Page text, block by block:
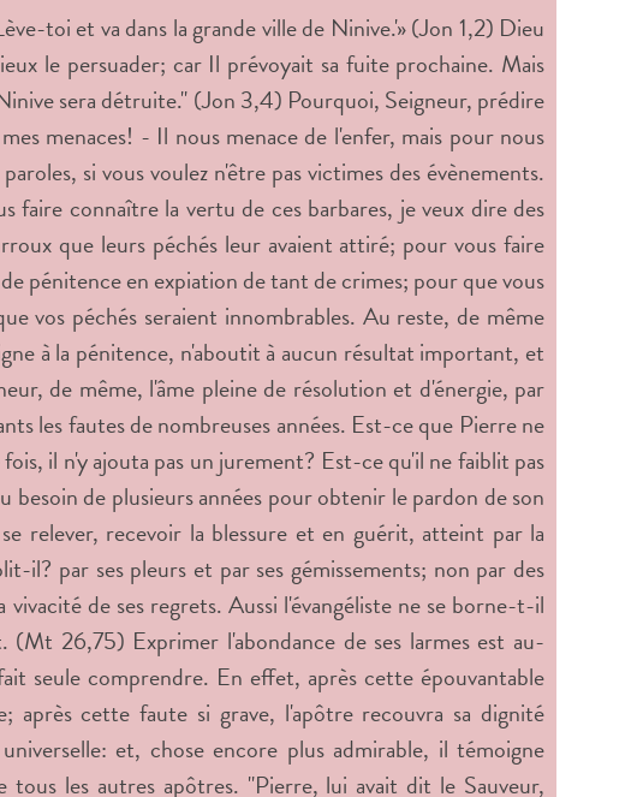
toi et va dans la grande ville de Ninive.'» (Jon 1,2) Dieu
le persuader; car Il prévoyait sa fuite prochaine. Mais
sera détruite." (Jon 3,4) Pourquoi, Seigneur, prédire
menaces! - Il nous menace de l'enfer, mais pour nous
si vous voulez n'être pas victimes des évènements.
connaître la vertu de ces barbares, je veux dire des
que leurs péchés leur avaient attiré; pour vous faire
pénitence en expiation de tant de crimes; pour que vous
vos péchés seraient innombrables. Au reste, de même
à la pénitence, n'aboutit à aucun résultat important, et
de même, l'âme pleine de résolution et d'énergie, par
les fautes de nombreuses années. Est-ce que Pierre ne
il n'y ajouta pas un jurement? Est-ce qu'il ne faiblit pas
de plusieurs années pour obtenir le pardon de son
recevoir la blessure et en guérit, atteint par la
il? par ses pleurs et par ses gémissements; non par des
de ses regrets. Aussi l'évangéliste ne se borne-t-il
26,75) Exprimer l'abondance de ses larmes est au-
seule comprendre. En effet, après cette épouvantable
après cette faute si grave, l'apôtre recouvra sa dignité
et, chose encore plus admirable, il témoigne
les autres apôtres. "Pierre, lui avait dit le Sauveur,